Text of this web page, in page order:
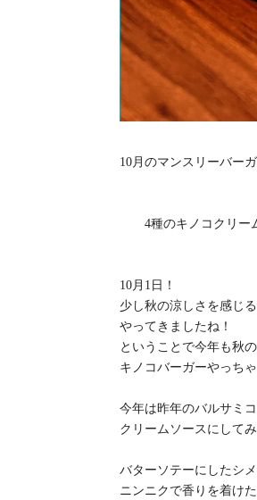
10月のマンスリーバーガ
4種のキノコクリー
10月1日！
少し秋の涼しさを感じ
やってきましたね！
ということで今年も秋
キノコバーガー‍やっち
今年は昨年のバルサミ
クリームソースにしてみ
バターソテーにしたシ
ニンニクで香りを着け